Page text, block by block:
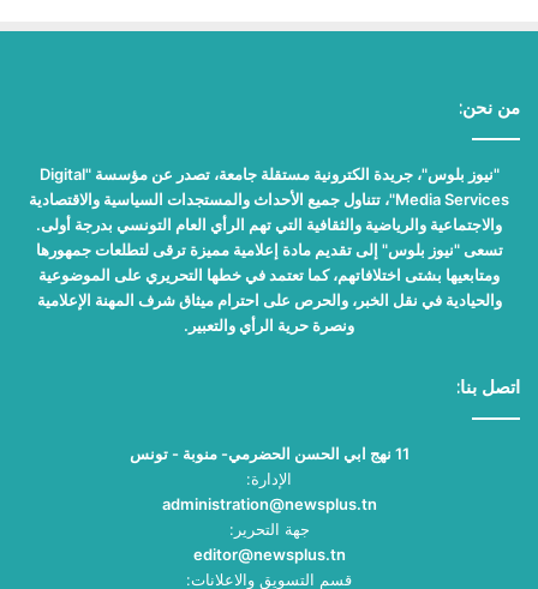
من نحن:
"نيوز بلوس"، جريدة الكترونية مستقلة جامعة، تصدر عن مؤسسة "Digital
Media Services"، تتناول جميع الأحداث والمستجدات السياسية والاقتصادية
والاجتماعية والرياضية والثقافية التي تهم الرأي العام التونسي بدرجة أولى.
تسعى "نيوز بلوس" إلى تقديم مادة إعلامية مميزة ترقى لتطلعات جمهورها
ومتابعيها بشتى اختلافاتهم، كما تعتمد في خطها التحريري على الموضوعية
والحيادية في نقل الخبر، والحرص على احترام ميثاق شرف المهنة الإعلامية
ونصرة حرية الرأي والتعبير.
اتصل بنا:
11 نهج ابي الحسن الحضرمي- منوبة - تونس
الإدارة:
administration@newsplus.tn
جهة التحرير:
editor@newsplus.tn
قسم التسويق والاعلانات: